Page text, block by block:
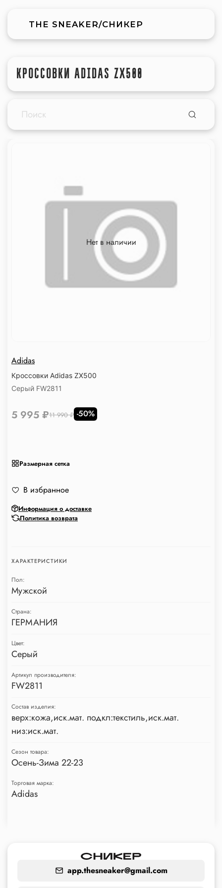
THE SNEAKER/СНИКЕР
КРОССОВКИ ADIDAS ZX500
Нет в наличии
Adidas
Кроссовки Adidas ZX500
Серый FW2811
Размерная сетка
5 995 ₽11 990 ₽ -50%
В избранное
Информация о доставке
Политика возврата
ХАРАКТЕРИСТИКИ
Пол:
Мужской
Страна:
ГЕРМАНИЯ
Цвет:
Серый
Артикул производителя:
FW2811
Состав изделия:
верх:кожа,иск.мат. подкл:текстиль,иск.мат.
низ:иск.мат.
Сезон товара:
Осень-Зима 22-23
Торговая марка:
Adidas
app.thesneaker@gmail.com